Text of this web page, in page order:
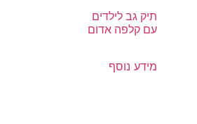
תיק גב לילדים
עם קלפה אדום
מידע נוסף